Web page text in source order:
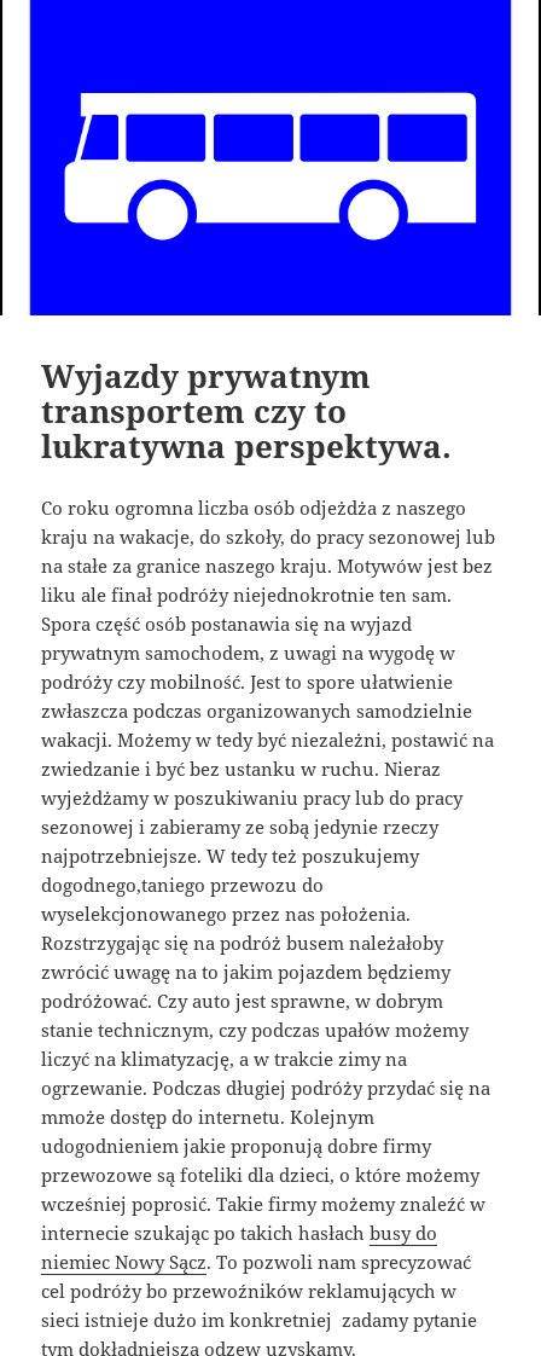
Wyjazdy prywatnym
transportem czy to
lukratywna perspektywa.
Co roku ogromna liczba osób odjeżdża z naszego
kraju na wakacje, do szkoły, do pracy sezonowej lub
na stałe za granice naszego kraju. Motywów jest bez
liku ale finał podróży niejednokrotnie ten sam.
Spora część osób postanawia się na wyjazd
prywatnym samochodem, z uwagi na wygodę w
podróży czy mobilność. Jest to spore ułatwienie
zwłaszcza podczas organizowanych samodzielnie
wakacji. Możemy w tedy być niezależni, postawić na
zwiedzanie i być bez ustanku w ruchu. Nieraz
wyjeżdżamy w poszukiwaniu pracy lub do pracy
sezonowej i zabieramy ze sobą jedynie rzeczy
najpotrzebniejsze. W tedy też poszukujemy
dogodnego,taniego przewozu do
wyselekcjonowanego przez nas położenia.
Rozstrzygając się na podróż busem należałoby
zwrócić uwagę na to jakim pojazdem będziemy
podróżować. Czy auto jest sprawne, w dobrym
stanie technicznym, czy podczas upałów możemy
liczyć na klimatyzację, a w trakcie zimy na
ogrzewanie. Podczas długiej podróży przydać się na
mmoże dostęp do internetu. Kolejnym
udogodnieniem jakie proponują dobre firmy
przewozowe są foteliki dla dzieci, o które możemy
wcześniej poprosić. Takie firmy możemy znaleźć w
internecie szukając po takich hasłachbusy do
niemiec Nowy Sącz. To pozwoli nam sprecyzować
cel podróży bo przewoźników reklamujących w
sieci istnieje dużo im konkretniej zadamy pytanie
tym dokładniejszą odzew uzyskamy.